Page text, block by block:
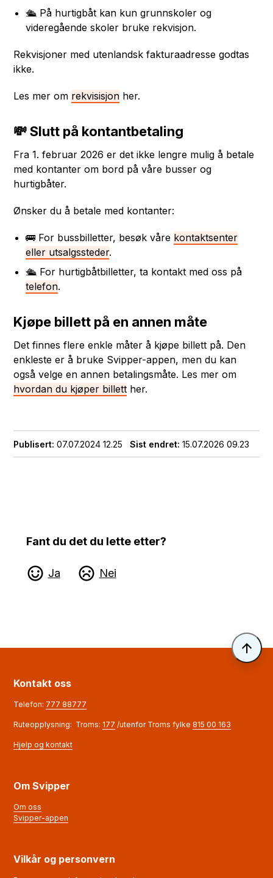
🛳️ På hurtigbåt kan kun grunnskoler og
videregående skoler bruke rekvisjon.
Rekvisjoner med utenlandsk fakturaadresse godtas
ikke.
Les mer om rekvisisjon her.
💸 Slutt på kontantbetaling
Fra 1. februar 2026 er det ikke lengre mulig å betale
med kontanter om bord på våre busser og
hurtigbåter.
Ønsker du å betale med kontanter:
🚌 For bussbilletter, besøk våre kontaktsenter
eller utsalgssteder.
🛳️ For hurtigbåtbilletter, ta kontakt med oss på
telefon.
Kjøpe billett på en annen måte
Det finnes flere enkle måter å kjøpe billett på. Den
enkleste er å bruke Svipper-appen, men du kan
også velge en annen betalingsmåte. Les mer om
hvordan du kjøper billett her.
Publisert 07.07.2024 12.25 Sist endret 15.07.2026 09.23
Fant du det du lette etter?
Ja Nei
Til
Kontakt oss
Telefon: 777 88777
Ruteopplysning: Troms: 177 /utenfor Troms fylke 815 00 163
Hjelp og kontakt
Om Svipper
Om oss
Svipper-appen
Vilkår og personvern